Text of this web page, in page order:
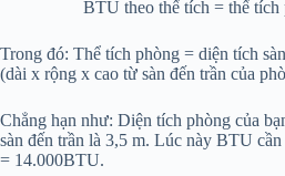
BTU theo thể tích = thể
Trong đó: Thể tích phòng = diện tích
(dài x rộng x cao từ sàn đến trần của
Chẳng hạn như: Diện tích phòng của
sàn đến trần là 3,5 m. Lúc này BTU
= 14.000BTU.